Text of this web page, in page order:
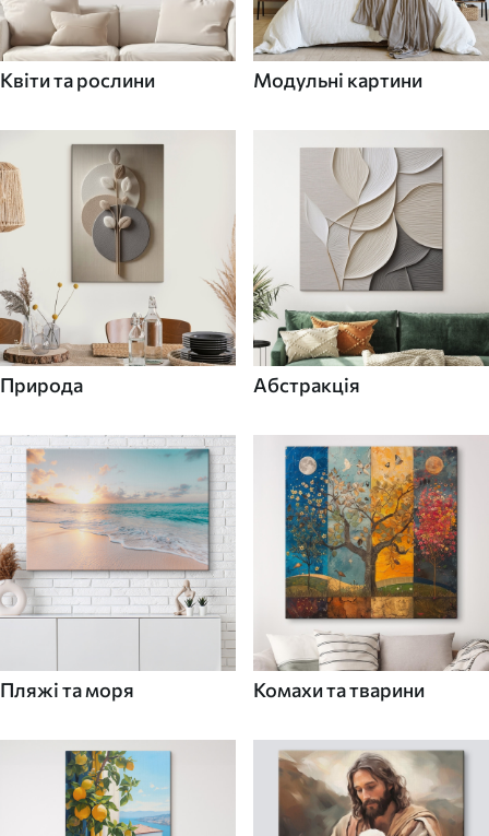
Квіти та рослини Модульні картини
Природа Абстракція
Пляжі та моря Комахи та тварини